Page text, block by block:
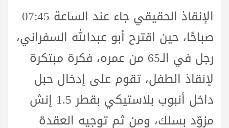
الإنقاذ الحقيقي جاء عند الساعة 07:45
صباحًا، حين اقترح أبو عبدالله السفراني،
رجل في الـ65 من عمره، فكرة مبتكرة
لإنقاذ الطفل، تقوم على إدخال حبل
داخل أنبوب بلاستيكي بقطر 1.5 إنش
مزوّد بسلك، ومن ثم توجيه العقدة